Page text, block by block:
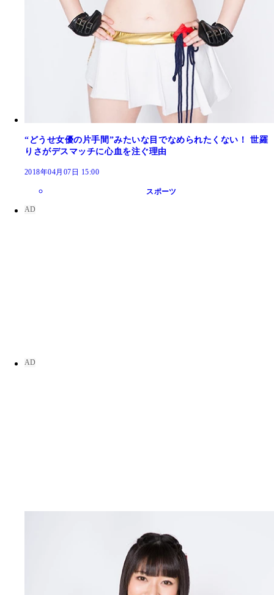
“どうせ女優の片手間”みたいな目でなめられたくない！ 世羅
りさがデスマッチに心血を注ぐ理由
2018年04月07日 15:00
スポーツ